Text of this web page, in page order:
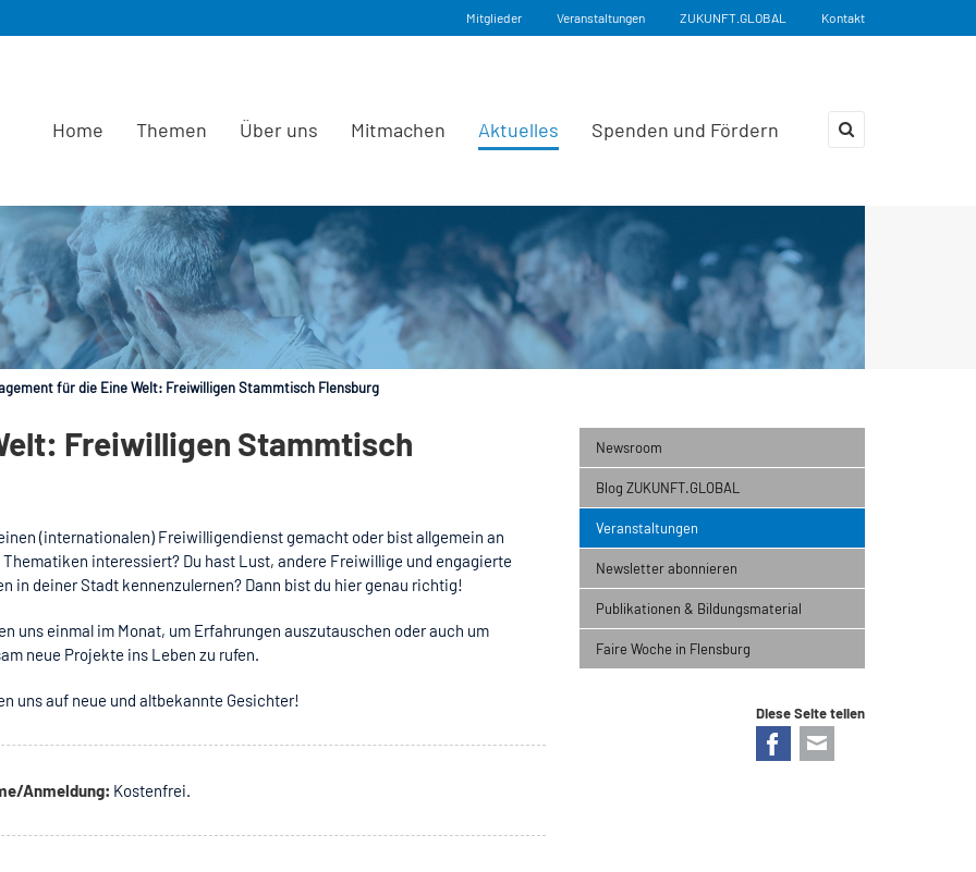
Mitglieder Veranstaltungen ZUKUNFT.GLOBAL Kontakt
Home Themen Über uns Mitmachen Aktuelles Spenden und Fördern
für die Eine Welt: Freiwilligen Stammtisch Flensburg
Freiwilligen Stammtisch
(internationalen) Freiwilligendienst gemacht oder bist allgemein an
Thematiken interessiert? Du hast Lust, andere Freiwillige und engagierte
in deiner Stadt kennenzulernen? Dann bist du hier genau richtig!
uns einmal im Monat, um Erfahrungen auszutauschen oder auch um
neue Projekte ins Leben zu rufen.
uns auf neue und altbekannte Gesichter!
Anmeldung: Kostenfrei.
Newsroom
Blog ZUKUNFT.GLOBAL
Veranstaltungen
Newsletter abonnieren
Publikationen & Bildungsmaterial
Faire Woche in Flensburg
Diese Seite teilen
Facebook